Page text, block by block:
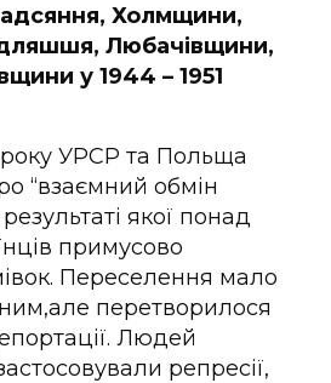
Холмщини,
Любачівщини,
у 1944 – 1951
УРСР та Польща
“взаємний обмін
якої понад
примусово
Переселення мало
перетворилося
Людей
репресії,